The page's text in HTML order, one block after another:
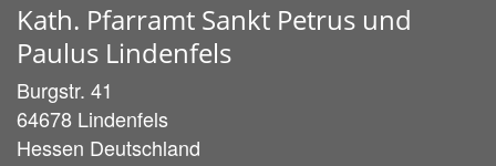
Kath. Pfarramt Sankt Petrus und
Paulus Lindenfels
Burgstr. 41
64678 Lindenfels
Hessen Deutschland